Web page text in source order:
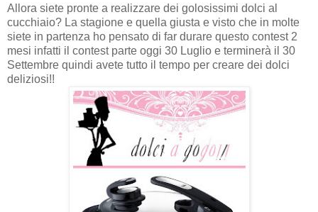
Allora siete pronte a realizzare dei golosissimi dolci al
cucchiaio? La stagione e quella giusta e visto che in molte
siete in partenza ho pensato di far durare questo contest 2
mesi infatti il contest parte oggi 30 Luglio e terminerà il 30
Settembre quindi avete tutto il tempo per creare dei dolci
deliziosi!!